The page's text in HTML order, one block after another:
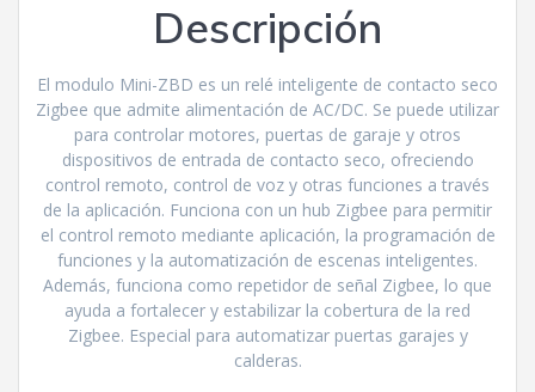
Descripción
El modulo Mini-ZBD es un relé inteligente de contacto seco
Zigbee que admite alimentación de AC/DC. Se puede utilizar
para controlar motores, puertas de garaje y otros
dispositivos de entrada de contacto seco, ofreciendo
control remoto, control de voz y otras funciones a través
de la aplicación. Funciona con un hub Zigbee para permitir
el control remoto mediante aplicación, la programación de
funciones y la automatización de escenas inteligentes.
Además, funciona como repetidor de señal Zigbee, lo que
ayuda a fortalecer y estabilizar la cobertura de la red
Zigbee. Especial para automatizar puertas garajes y
calderas.